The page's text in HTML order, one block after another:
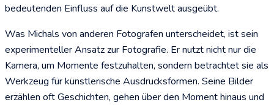
bedeutenden Einfluss auf die Kunstwelt ausgeübt.
Was Michals von anderen Fotografen unterscheidet, ist sein
experimenteller Ansatz zur Fotografie. Er nutzt nicht nur die
Kamera, um Momente festzuhalten, sondern betrachtet sie als
Werkzeug für künstlerische Ausdrucksformen. Seine Bilder
erzählen oft Geschichten, gehen über den Moment hinaus und